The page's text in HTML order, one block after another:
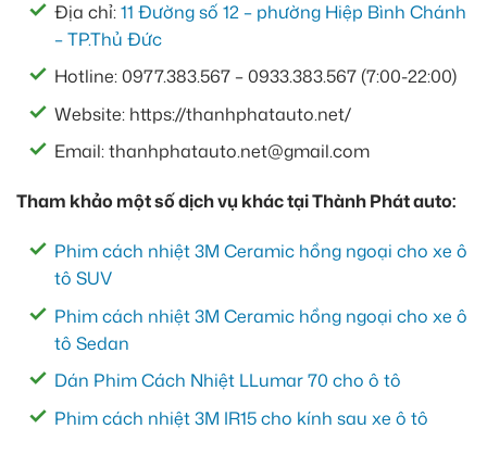
Địa chỉ:11 Đường số 12 – phường Hiệp Bình Chánh
– TP.Thủ Đức
Hotline: 0977.383.567 – 0933.383.567 (7:00-22:00)
Website: https://thanhphatauto.net/
Email: thanhphatauto.net@gmail.com
Tham khảo một số dịch vụ khác tại Thành Phát auto:
Phim cách nhiệt 3M Ceramic hồng ngoại cho xe ô
tô SUV
Phim cách nhiệt 3M Ceramic hồng ngoại cho xe ô
tô Sedan
Dán Phim Cách Nhiệt LLumar 70 cho ô tô
Phim cách nhiệt 3M IR15 cho kính sau xe ô tô